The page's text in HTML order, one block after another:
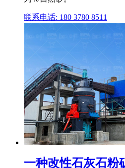
联系电话: 180 3780 8511
一种改性石灰石粉